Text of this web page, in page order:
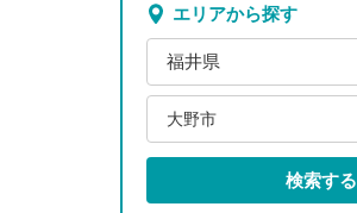
エリアから探す
福井県
大野市
検索する